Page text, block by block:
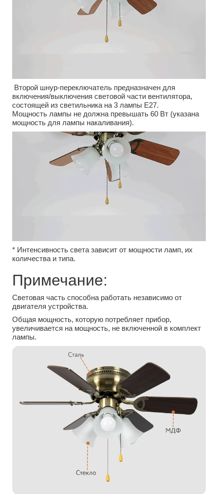
Второй шнур-переключатель предназначен для
включения/выключения световой части вентилятора,
состоящей из светильника на 3 лампы E27.
Мощность лампы не должна превышать 60 Вт (указана
мощность для лампы накаливания).
* Интенсивность света зависит от мощности ламп, их
количества и типа.
Примечание:
Световая часть способна работать независимо от
двигателя устройства.
Общая мощность, которую потребляет прибор,
увеличивается на мощность, не включенной в комплект
лампы.